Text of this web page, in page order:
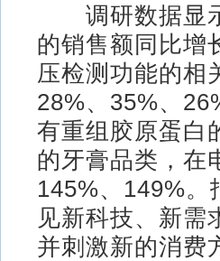
调研数据显示
的销售额同比增
压检测功能的相
28%、35%、
有重组胶原蛋白
的牙膏品类，在
145%、149%
见新科技、新需
并刺激新的消费